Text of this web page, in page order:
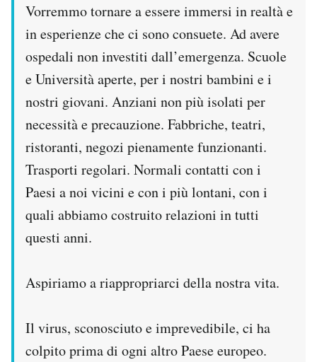
Vorremmo tornare a essere immersi in realtà e
in esperienze che ci sono consuete. Ad avere
ospedali non investiti dall’emergenza. Scuole
e Università aperte, per i nostri bambini e i
nostri giovani. Anziani non più isolati per
necessità e precauzione. Fabbriche, teatri,
ristoranti, negozi pienamente funzionanti.
Trasporti regolari. Normali contatti con i
Paesi a noi vicini e con i più lontani, con i
quali abbiamo costruito relazioni in tutti
questi anni.
Aspiriamo a riappropriarci della nostra vita.
Il virus, sconosciuto e imprevedibile, ci ha
colpito prima di ogni altro Paese europeo.